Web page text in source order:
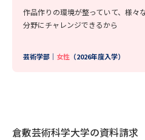
作品作りの環境が整っていて、様々
分野にチャレンジできるから
芸術学部｜ 女性 （2026年度入学）
倉敷芸術科学大学の資料請求